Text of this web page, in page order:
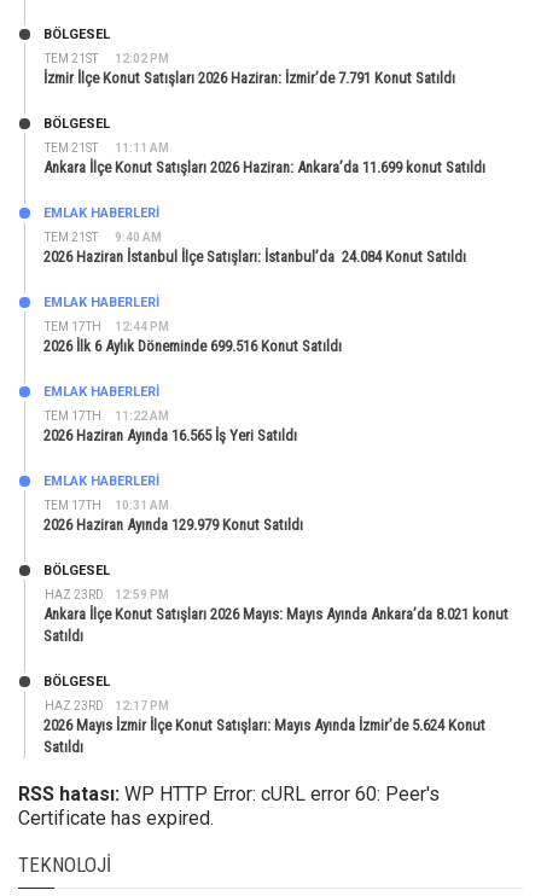
TEM 21ST 12:02 PM
BÖLGESEL
İzmir İlçe Konut Satışları 2026 Haziran: İzmir’de 7.791 Konut Satıldı
TEM 21ST 11:11 AM
BÖLGESEL
Ankara İlçe Konut Satışları 2026 Haziran: Ankara’da 11.699 konut Satıldı
TEM 21ST 9:40 AM
EMLAK HABERLERI
2026 Haziran İstanbul İlçe Satışları: İstanbul’da 24.084 Konut Satıldı
TEM 17TH 12:44 PM
EMLAK HABERLERI
2026 İlk 6 Aylık Döneminde 699.516 Konut Satıldı
TEM 17TH 11:22 AM
EMLAK HABERLERI
2026 Haziran Ayında 16.565 İş Yeri Satıldı
TEM 17TH 10:31 AM
EMLAK HABERLERI
2026 Haziran Ayında 129.979 Konut Satıldı
HAZ 23RD 12:59 PM
BÖLGESEL
Ankara İlçe Konut Satışları 2026 Mayıs: Mayıs Ayında Ankara’da 8.021 konut
Satıldı
HAZ 23RD 12:17 PM
BÖLGESEL
2026 Mayıs İzmir İlçe Konut Satışları: Mayıs Ayında İzmir’de 5.624 Konut
Satıldı
RSS hatası: WP HTTP Error: cURL error 60: Peer's
Certificate has expired.
TEKNOLOJI